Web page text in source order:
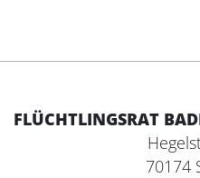
FLÜCHTLINGSRAT
70174